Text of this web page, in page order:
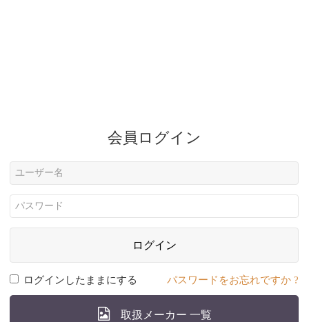
会員ログイン
ログイン
ログインしたままにする パスワードをお忘れですか ?
取扱メーカー 一覧